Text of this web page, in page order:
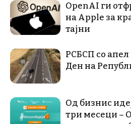
OpenAI ги
на Apple за
тајни
РСБСП со апел
Ден на
Од бизнис
три месеци –